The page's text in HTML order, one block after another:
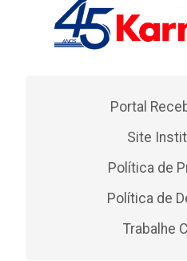
Portal
Site
Política de
Política de
Trabalhe